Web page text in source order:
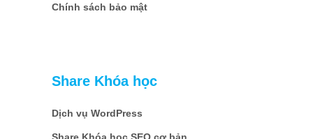
Chính sách bảo mật
Share Khóa học
Dịch vụ WordPress
Share Khóa học SEO cơ bản